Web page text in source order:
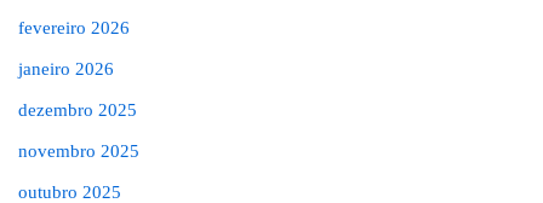
fevereiro 2026
janeiro 2026
dezembro 2025
novembro 2025
outubro 2025